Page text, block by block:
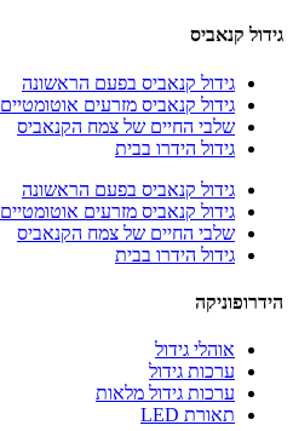
גידול קנאביס
גידול קנאביס בפעם הראשונה
גידול קנאביס מזרעים אוטומטיים
שלבי החיים של צמח הקנאביס
גידול הידרו בבית
גידול קנאביס בפעם הראשונה
גידול קנאביס מזרעים אוטומטיים
שלבי החיים של צמח הקנאביס
גידול הידרו בבית
הידרופוניקה
אוהלי גידול
ערכות גידול
ערכות גידול מלאות
תאורת LED